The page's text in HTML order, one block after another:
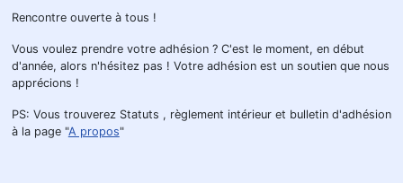
Rencontre ouverte à tous !
Vous voulez prendre votre adhésion ? C'est le moment, en début
d'année, alors n'hésitez pas ! Votre adhésion est un soutien que nous
apprécions !
PS: Vous trouverez Statuts , règlement intérieur et bulletin d'adhésion
à la page "A propos"